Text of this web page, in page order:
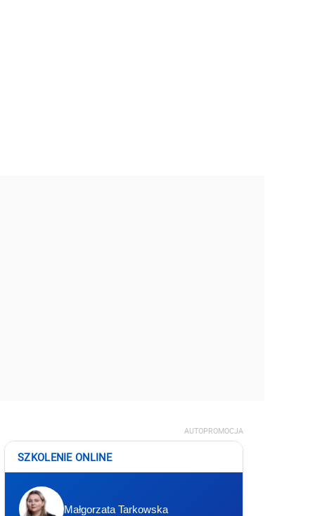
AUTOPROMOCJA
SZKOLENIE ONLINE
Małgorzata Tarkowska